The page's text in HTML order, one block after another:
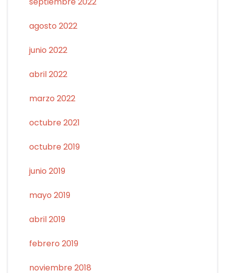
agosto 2022
junio 2022
abril 2022
marzo 2022
octubre 2021
octubre 2019
junio 2019
mayo 2019
abril 2019
febrero 2019
noviembre 2018